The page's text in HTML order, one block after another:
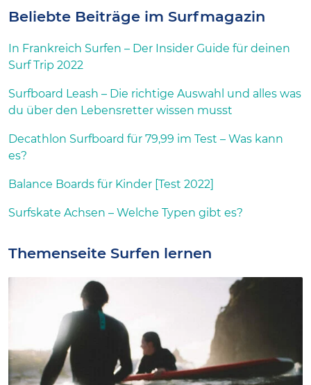
Beliebte Beiträge im Surfmagazin
In Frankreich Surfen – Der Insider Guide für deinen
Surf Trip 2022
Surfboard Leash – Die richtige Auswahl und alles was
du über den Lebensretter wissen musst
Decathlon Surfboard für 79,99 im Test – Was kann
es?
Balance Boards für Kinder [Test 2022]
Surfskate Achsen – Welche Typen gibt es?
Themenseite Surfen lernen